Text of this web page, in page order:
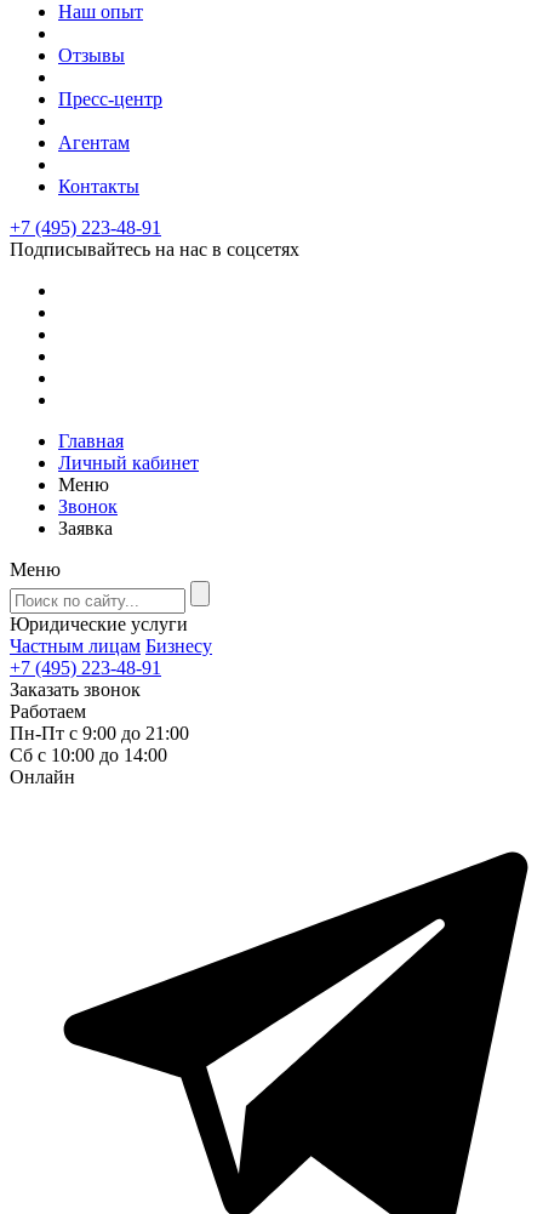
Наш опыт
Отзывы
Пресс-центр
Агентам
Контакты
+7 (495) 223-48-91
Подписывайтесь на нас в соцсетях
Главная
Личный кабинет
Меню
Звонок
Заявка
Меню
Юридические услуги
Частным лицам Бизнесу
+7 (495) 223-48-91
Заказать звонок
Работаем
Пн-Пт с 9:00 до 21:00
Сб с 10:00 до 14:00
Онлайн